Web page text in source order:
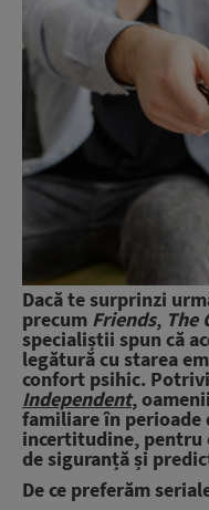
Dacă te surprinzi
precum Friends, The
specialiștii spun că
legătură cu starea
confort psihic.
Independent,
familiare în perioade
incertitudine, pentru
de siguranță și
De ce preferăm